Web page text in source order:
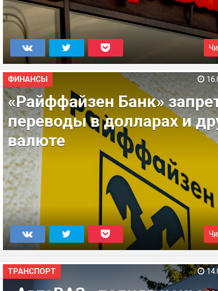
ФИНАНСЫ
«Райффайзен Банк»
переводы в долларах и
валюте
ТРАНСПОРТ